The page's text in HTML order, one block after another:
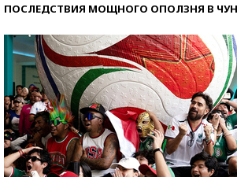
ПОСЛЕДСТВИЯ МОЩНОГО ОПОЛЗНЯ В